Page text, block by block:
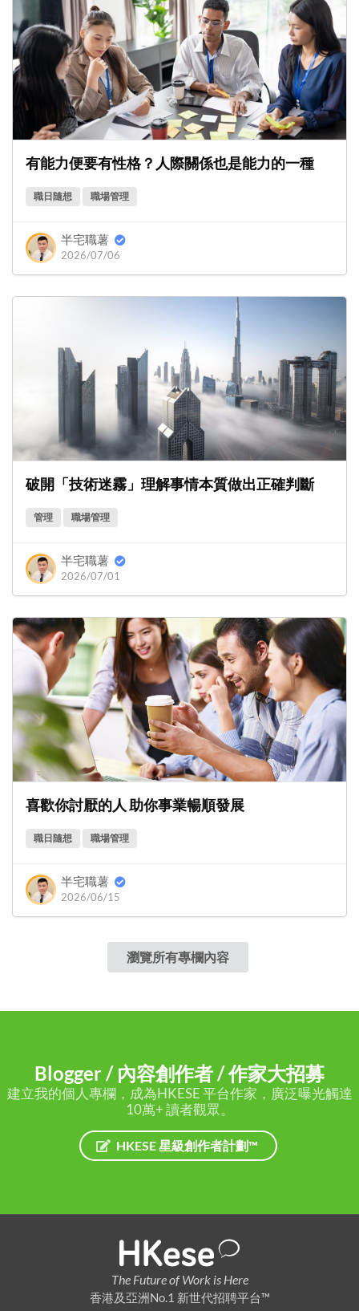
有能力便要有性格？人際關係也是能力的一種
職日隨想 職場管理
半宅職薯
2026/07/06
破開「技術迷霧」理解事情本質做出正確判斷
管理 職場管理
半宅職薯
2026/07/01
喜歡你討厭的人 助你事業暢順發展
職日隨想 職場管理
半宅職薯
2026/06/15
瀏覽所有專欄內容
Blogger / 內容創作者 / 作家大招募
建立我的個人專欄，成為HKESE 平台作家，廣泛曝光觸達
10萬+ 讀者觀眾。
HKESE 星級創作者計劃™
The Future of Work is Here
香港及亞洲No.1 新世代招聘平台™